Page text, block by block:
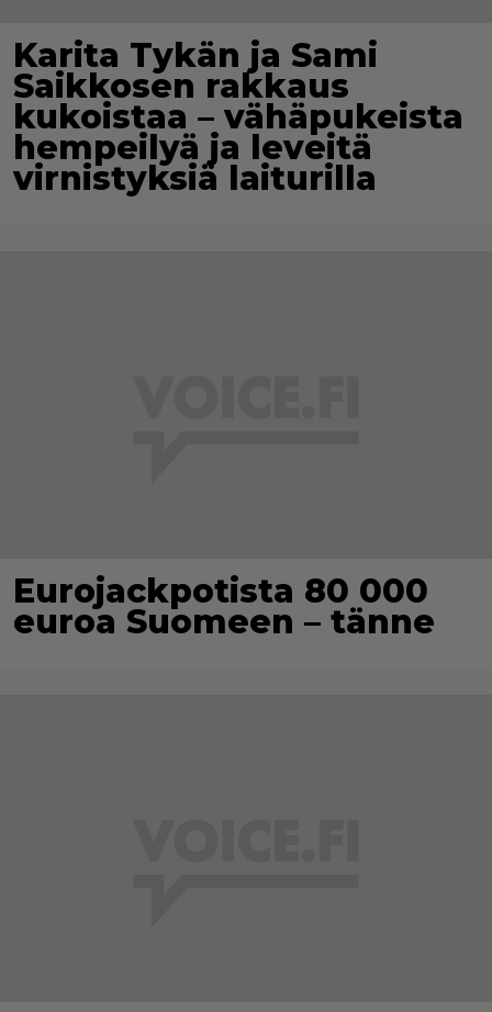
Karita Tykän ja Sami
Saikkosen rakkaus
kukoistaa – vähäpukeista
hempeilyä ja leveitä
virnistyksiä laiturilla
Eurojackpotista 80 000
euroa Suomeen – tänne